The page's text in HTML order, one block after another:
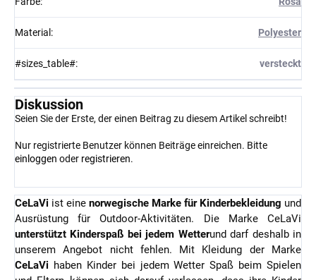
Material : Polyester
#sizes_table#: versteckt
Diskussion
Seien Sie der Erste, der einen Beitrag zu diesem Artikel schreibt!
Nur registrierte Benutzer können Beiträge einreichen. Bitte
einloggen oder registrieren.
CeLaVi ist eine norwegische Marke für Kinderbekleidung und
Ausrüstung für Outdoor-Aktivitäten. Die Marke CeLaVi
unterstützt Kinderspaß bei jedem Wetterund darf deshalb in
unserem Angebot nicht fehlen. Mit Kleidung der Marke
CeLaVi haben Kinder bei jedem Wetter Spaß beim Spielen